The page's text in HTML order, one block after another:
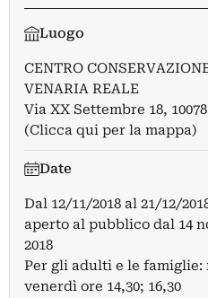
Luogo
CENTRO
VENARIA REALE
Via XX Settembre 18,
(Clicca qui per la mappa)
Date
Dal 12/11/2018 al 21/12/
aperto al pubblico dal 14
2018
Per gli adulti e le
venerdì ore 14,30; 16,30